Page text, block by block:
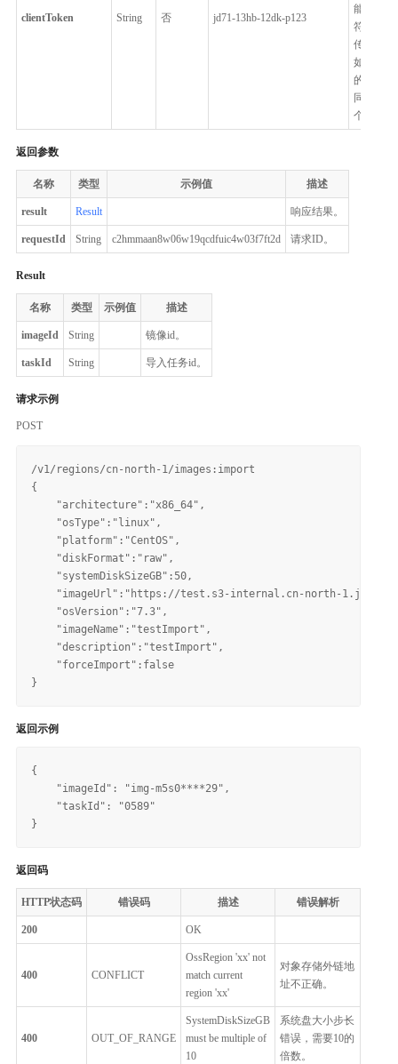
clientToken String 否 jd71-13hb-12dk-p123
能超过
符。每
传入不
如果传
的
同，则
个请求
返回参数
名称 类型 示例值 描述
result Result 响应结果。
requestId String c2hmmaan8w06w19qcdfuic4w03f7ft2d 请求ID。
Result
名称 类型 示例值 描述
imageId String 镜像id。
taskId String 导入任务id。
请求示例
POST
/v1/regions/cn-north-1/images:import
{
    "architecture":"x86_64",
    "osType":"linux",
    "platform":"CentOS",
    "diskFormat":"raw",
    "systemDiskSizeGB":50,
"imageUrl":"https://test.s3-internal.cn-north-
    "osVersion":"7.3",
    "imageName":"testImport",
    "description":"testImport",
    "forceImport":false
返回示例
{
    "imageId": "img-m5s0****29",
    "taskId": "0589"
返回码
HTTP状态码 错误码 描述 错误解析
200 OK
400 CONFLICT
OssRegion 'xx' not
match current
region 'xx'
对象存储外链地
址不正确。
400 OUT_OF_RANGE
SystemDiskSizeGB
must be multiple of
10
系统盘大小步长
错误，需要10的
倍数。